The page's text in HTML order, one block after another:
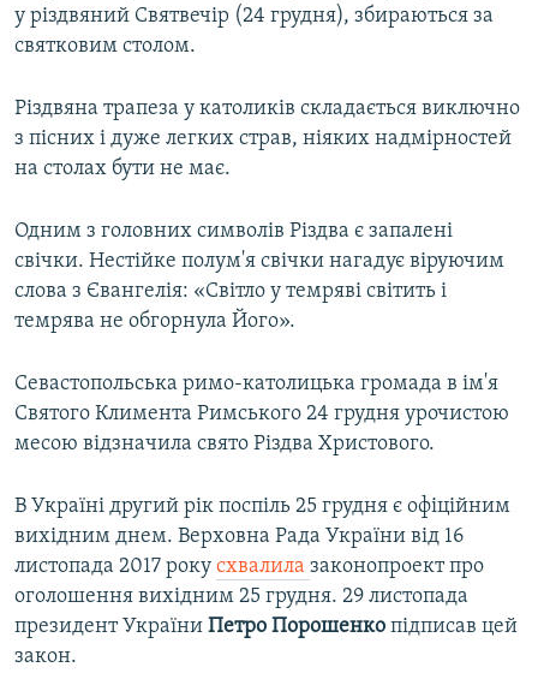
у різдвяний Святвечір (24 грудня), збираються за
святковим столом.
Різдвяна трапеза у католиків складається виключно
з пісних і дуже легких страв, ніяких надмірностей
на столах бути не має.
Одним з головних символів Різдва є запалені
свічки. Нестійке полум'я свічки нагадує віруючим
слова з Євангелія: «Світло у темряві світить і
темрява не обгорнула Його».
Севастопольська римо-католицька громада в ім'я
Святого Климента Римського 24 грудня урочистою
месою відзначила свято Різдва Христового.
В Україні другий рік поспіль 25 грудня є офіційним
вихідним днем. Верховна Рада України від 16
листопада 2017 року схвалила законопроект про
оголошення вихідним 25 грудня. 29 листопада
президент України Петро Порошенко підписав цей
закон.